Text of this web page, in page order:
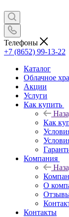
Телефоны
+7 (8652) 99-13-22
Каталог
Облачное
Акции
Услуги
Как купить
Как
Компания
О
Контакты